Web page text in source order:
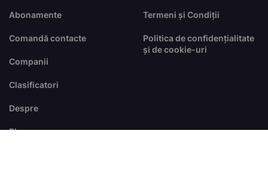
Abonamente
Comandă contacte
Companii
Clasificatori
Despre
Blog
Termeni și Condiții
Politica de confidențialitate
și de cookie-uri